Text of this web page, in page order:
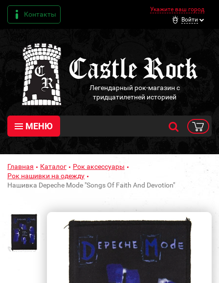
Контакты
Укажите ваш город
Войти
Легендарный рок-магазин с
тридцатилетней историей
МЕНЮ
Главная Каталог
Рок аксессуары
Рок нашивки на одежду
Нашивка Depeche Mode "Songs Of Faith And Devotion"